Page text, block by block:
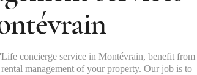
concierge service in Montévrain, benefit from
management of your property. Our job is to